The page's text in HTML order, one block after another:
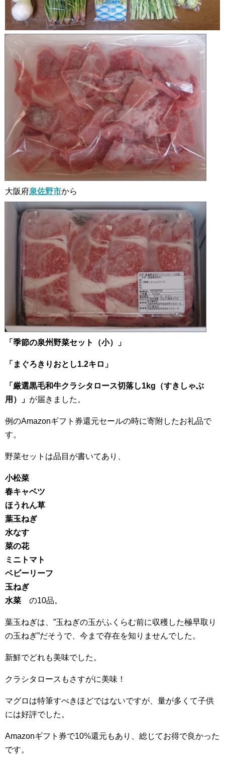
大阪府泉佐野市から
「季節の泉州野菜セット（小）」
「まぐろきりおとし1.2キロ」
「厳選黒毛和牛クラシタロース切落し1kg（すきしゃぶ
用）」 が届きました。
例のAmazonギフト券還元セールの時に寄附したお礼品で
す。
野菜セットは品目が書いてあり、
小松菜
春キャベツ
ほうれん草
葉玉ねぎ
水なす
菜の花
ミニトマト
ベビーリーフ
玉ねぎ
水菜 の10品。
葉玉ねぎは、”玉ねぎの玉がふくらむ前に収穫した極早取り
の玉ねぎ”だそうで、今まで存在を知りませんでした。
新鮮でどれも美味でした。
クラシタロースもさすがに美味！
マグロは特筆すべきほどではないですが、量が多くて子供
には好評でした。
Amazonギフト券で10%還元もあり、総じてお得で良かった
です。